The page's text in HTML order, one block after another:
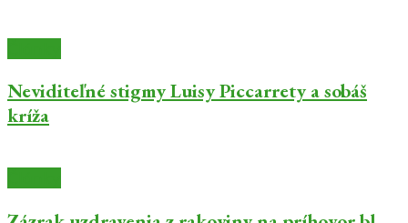
Neviditeľné stigmy Luisy Piccarrety a sobáš
kríža